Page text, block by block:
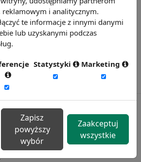
reklamowym i analitycznym.
te informacje z innymi danymi
lub uzyskanymi podczas
Statystyki Marketing
Zapisz
powyższy
wybór
Zaakceptuj
wszystkie